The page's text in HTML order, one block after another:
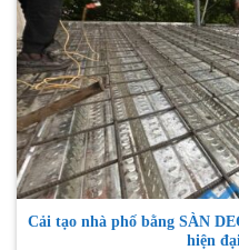
Cải tạo nhà phố bằng SÀN
hiện